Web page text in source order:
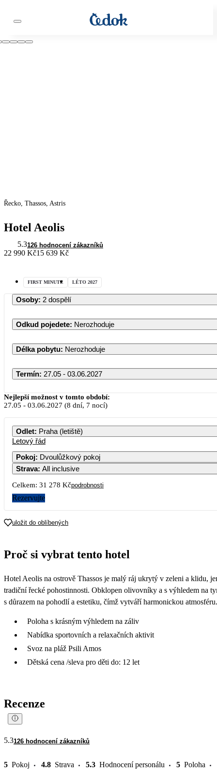
Řecko, Thassos, Astris
Hotel Aeolis
5.3126 hodnocení zákazníků
22 990 Kč15 639 Kč
FIRST MINUTE LÉTO 2027
Osoby: 2 dospělí
Odkud pojedete: Nerozhoduje
Délka pobytu: Nerozhoduje
Termín: 27.05 - 03.06.2027
Nejlepší možnost v tomto období:
27.05 - 03.06.2027 (8 dní, 7 nocí)
Odlet: Praha (letiště)
Letový řád
Pokoj: Dvoulůžkový pokoj
Strava: All inclusive
Celkem: 31 278 Kčpodrobnosti
Rezervujte
uložit do oblíbených
Proč si vybrat tento hotel
Hotel Aeolis na ostrově Thassos je malý ráj ukrytý v zeleni a klidu,
tradiční řecké pohostinnosti. Obklopen olivovníky a s výhledem na
s důrazem na pohodlí a estetiku, čímž vytváří harmonickou
Poloha s krásným výhledem na záliv
Nabídka sportovních a relaxačních aktivit
Svoz na pláž Psili Amos
Dětská cena /sleva pro děti do: 12 let
Recenze
5.3126 hodnocení zákazníků
5 Pokoj 4.8 Strava 5.3 Hodnocení personálu 5 Poloha